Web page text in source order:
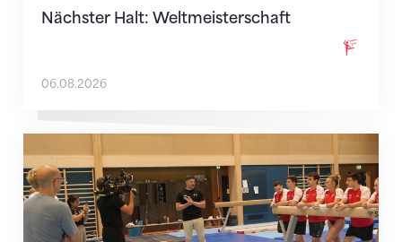
Nächster Halt: Weltmeisterschaft
06.08.2026
Mit klaren Zielen nach Zagreb